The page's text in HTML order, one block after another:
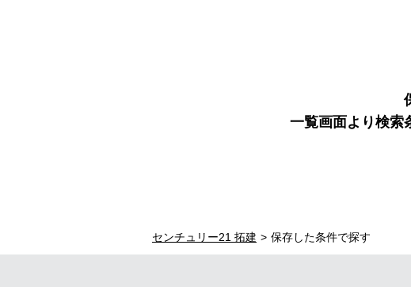
一覧画面より検索
センチュリー21 拓建 保存した条件で探す